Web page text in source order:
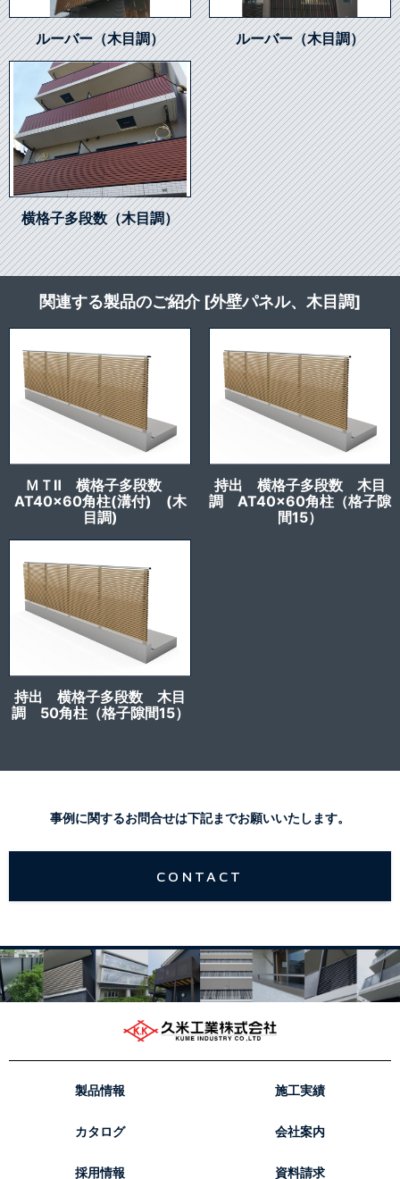
ルーバー（木目調） ルーバー（木目調）
横格子多段数（木目調）
関連する製品のご紹介 [外壁パネル、木目調]
ＭＴⅡ 横格子多段数
AT40x60角柱(溝付) (木
目調)
持出 横格子多段数 木目
調 AT40x60角柱（格子隙
間15）
持出 横格子多段数 木目
調 50角柱（格子隙間15）
事例に関するお問合せは下記までお願いいたします。
CONTACT
製品情報 施工実績
カタログ 会社案内
採用情報 資料請求